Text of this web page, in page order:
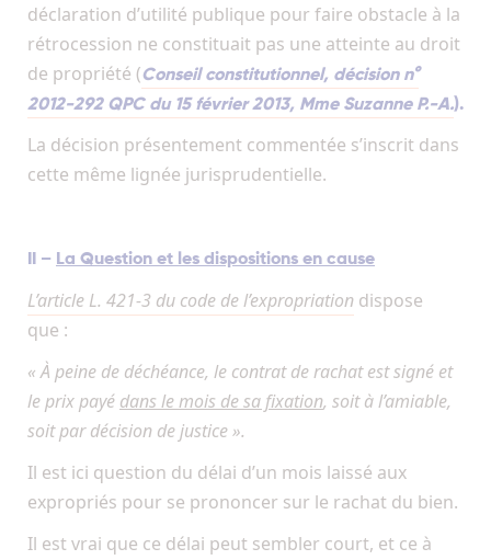
déclaration d’utilité publique pour faire obstacle à la
rétrocession ne constituait pas une atteinte au droit
de propriété (Conseil constitutionnel, décision n°
2012-292 QPC du 15 février 2013, Mme Suzanne P.-A.).
La décision présentement commentée s’inscrit dans
cette même lignée jurisprudentielle.
II – La Question et les dispositions en cause
L’article L. 421-3 du code de l’expropriation dispose
que :
« À peine de déchéance, le contrat de rachat est signé et
le prix payé dans le mois de sa fixation, soit à l’amiable,
soit par décision de justice ».
Il est ici question du délai d’un mois laissé aux
expropriés pour se prononcer sur le rachat du bien.
Il est vrai que ce délai peut sembler court, et ce à